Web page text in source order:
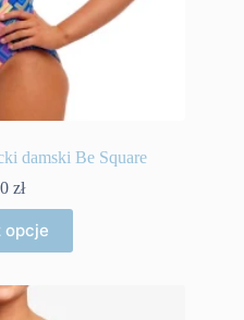
damski Be Square
zł
opcje